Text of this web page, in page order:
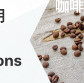
咖啡